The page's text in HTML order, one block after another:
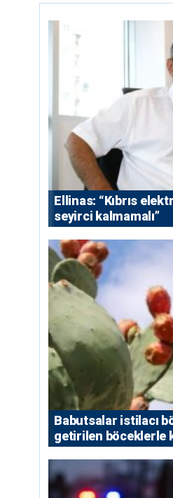
Ellinas: “Kıbrıs
seyirci kalmamalı”
Babutsalar istilacı
getirilen böceklerle